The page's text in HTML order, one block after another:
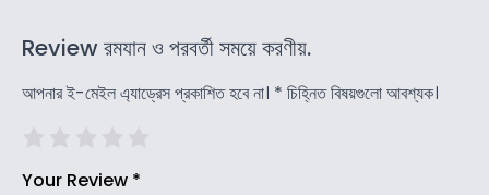
Review রমযান ও পরবর্তী সময়ে করণীয়.
আপনার ই-মেইল এ্যাড্রেস প্রকাশিত হবে না। * চিহ্নিত বিষয়গুলো আবশ্যক।
Your Review *